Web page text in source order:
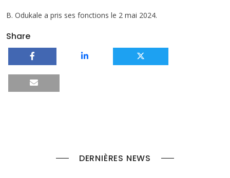
B. Odukale a pris ses fonctions le 2 mai 2024.
Share
DERNIÈRES NEWS